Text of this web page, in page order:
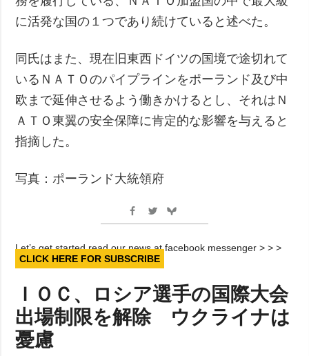
に活発な国の１つであり続けていると述べた。
同氏はまた、現在旧東西ドイツの国境で途切れて
いるＮＡＴＯのパイプラインをポーランド及び中
欧まで延伸させるよう働きかけるとし、それはＮ
ＡＴＯ東翼の安全保障に肯定的な影響を与えると
指摘した。
写真：ポーランド大統領府
Let’s get started read our news at facebook messenger > > >
CLICK HERE FOR SUBSCRIBE
ＩＯＣ、ロシア選手の国際大会
出場制限を解除 ウクライナは
憂慮